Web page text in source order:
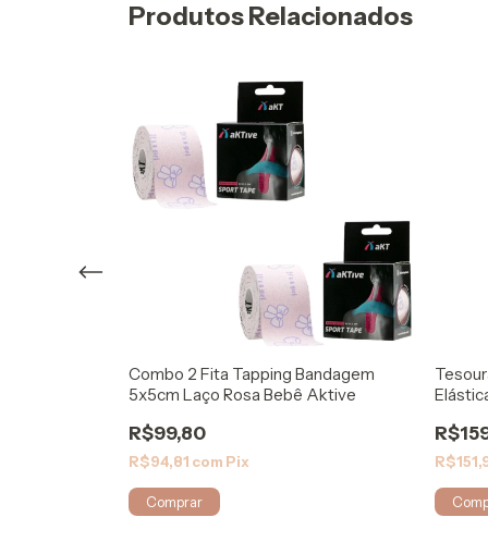
Produtos Relacionados
Combo 2 Fita Tapping Bandagem
5x5cm Laço Rosa Bebê Aktive
R$99,80
R$94,81 com Pix